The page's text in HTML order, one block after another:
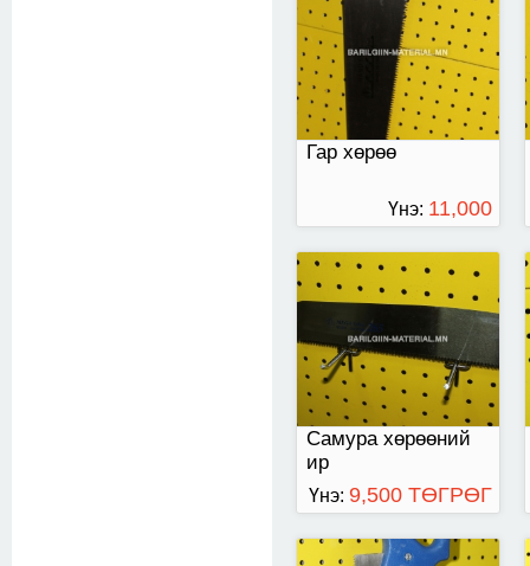
Гар хөрөө
Үнэ: 11,000
ТӨГРӨГ
Самура хөрөөний
ир
265mm
Үнэ: 9,500 ТӨГРӨГ
гар хөрөө